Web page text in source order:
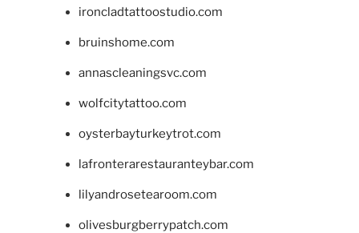
ironcladtattoostudio.com
bruinshome.com
annascleaningsvc.com
wolfcitytattoo.com
oysterbayturkeytrot.com
lafronterarestauranteybar.com
lilyandrosetearoom.com
olivesburgberrypatch.com